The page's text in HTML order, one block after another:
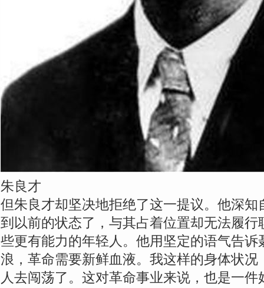
朱良才
但朱良才却坚决地拒绝了这一提议。他深
到以前的状态了，与其占着位置却无法履
些更有能力的年轻人。他用坚定的语气告诉
浪，革命需要新鲜血液。我这样的身体状
人去闯荡了。这对革命事业来说，也是一件